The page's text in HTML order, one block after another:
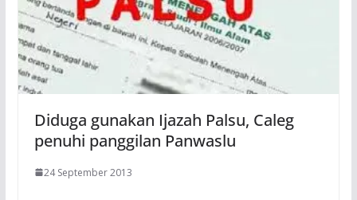
Diduga gunakan Ijazah Palsu, Caleg
penuhi panggilan Panwaslu
24 September 2013